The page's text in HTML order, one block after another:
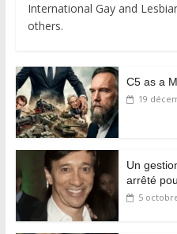
International Gay and
others.
C5 as a
19
Un
arrêté
5